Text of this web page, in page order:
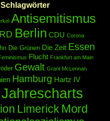
Antisemitismus
Berlin CDU Corona
Die Grünen Die Zeit Essen
Flucht Frankfurt am Main
Gewalt Grant McLennan
Hamburg Hartz IV
Jahrescharts
Limerick Mord